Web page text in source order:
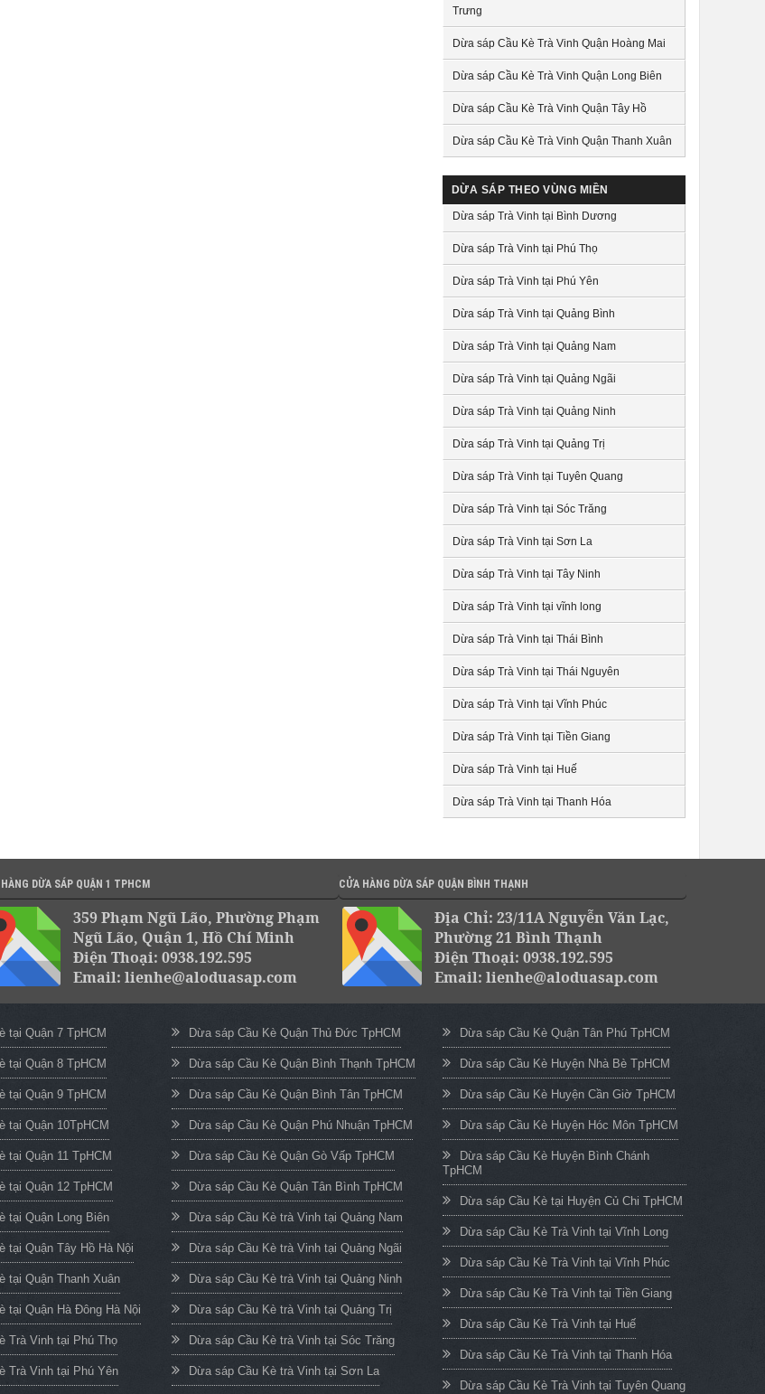
Trưng
Dừa sáp Cầu Kè Trà Vinh Quận Hoàng Mai
Dừa sáp Cầu Kè Trà Vinh Quận Long Biên
Dừa sáp Cầu Kè Trà Vinh Quận Tây Hồ
Dừa sáp Cầu Kè Trà Vinh Quận Thanh Xuân
DỪA SÁP THEO VÙNG MIỀN
Dừa sáp Trà Vinh tại Bình Dương
Dừa sáp Trà Vinh tại Phú Thọ
Dừa sáp Trà Vinh tại Phú Yên
Dừa sáp Trà Vinh tại Quảng Bình
Dừa sáp Trà Vinh tại Quảng Nam
Dừa sáp Trà Vinh tại Quảng Ngãi
Dừa sáp Trà Vinh tại Quảng Ninh
Dừa sáp Trà Vinh tại Quảng Trị
Dừa sáp Trà Vinh tại Tuyên Quang
Dừa sáp Trà Vinh tại Sóc Trăng
Dừa sáp Trà Vinh tại Sơn La
Dừa sáp Trà Vinh tại Tây Ninh
Dừa sáp Trà Vinh tại vĩnh long
Dừa sáp Trà Vinh tại Thái Bình
Dừa sáp Trà Vinh tại Thái Nguyên
Dừa sáp Trà Vinh tại Vĩnh Phúc
Dừa sáp Trà Vinh tại Tiền Giang
Dừa sáp Trà Vinh tại Huế
Dừa sáp Trà Vinh tại Thanh Hóa
DỪA SÁP QUẬN 1 TPHCM
359 Phạm Ngũ Lão, Phường Phạm
Ngũ Lão, Quận 1, Hồ Chí Minh
Điện Thoại: 0938.192.595
Email: lienhe@aloduasap.com
CỬA HÀNG DỪA SÁP QUẬN BÌNH THẠNH
Địa Chỉ: 23/11A Nguyễn Văn Lạc,
Phường 21 Bình Thạnh
Điện Thoại: 0938.192.595
Email: lienhe@aloduasap.com
tại Quận 7 TpHCM
tại Quận 8 TpHCM
tại Quận 9 TpHCM
tại Quận 10TpHCM
tại Quận 11 TpHCM
tại Quận 12 TpHCM
tại Quận Long Biên
tại Quận Tây Hồ Hà Nội
tại Quận Thanh Xuân
tại Quận Hà Đông Hà Nội
Trà Vinh tại Phú Thọ
Trà Vinh tại Phú Yên
Dừa sáp Cầu Kè Quận Thủ Đức TpHCM
Dừa sáp Cầu Kè Quận Bình Thạnh TpHCM
Dừa sáp Cầu Kè Quận Bình Tân TpHCM
Dừa sáp Cầu Kè Quận Phú Nhuận TpHCM
Dừa sáp Cầu Kè Quận Gò Vấp TpHCM
Dừa sáp Cầu Kè Quận Tân Bình TpHCM
Dừa sáp Cầu Kè trà Vinh tại Quảng Nam
Dừa sáp Cầu Kè trà Vinh tại Quảng Ngãi
Dừa sáp Cầu Kè trà Vinh tại Quảng Ninh
Dừa sáp Cầu Kè trà Vinh tại Quảng Trị
Dừa sáp Cầu Kè trà Vinh tại Sóc Trăng
Dừa sáp Cầu Kè trà Vinh tại Sơn La
Dừa sáp Cầu Kè Quận Tân Phú TpHCM
Dừa sáp Cầu Kè Huyện Nhà Bè TpHCM
Dừa sáp Cầu Kè Huyện Cần Giờ TpHCM
Dừa sáp Cầu Kè Huyện Hóc Môn TpHCM
Dừa sáp Cầu Kè Huyện Bình Chánh
TpHCM
Dừa sáp Cầu Kè tại Huyện Củ Chi TpHCM
Dừa sáp Cầu Kè Trà Vinh tại Vĩnh Long
Dừa sáp Cầu Kè Trà Vinh tại Vĩnh Phúc
Dừa sáp Cầu Kè Trà Vinh tại Tiền Giang
Dừa sáp Cầu Kè Trà Vinh tại Huế
Dừa sáp Cầu Kè Trà Vinh tại Thanh Hóa
Dừa sáp Cầu Kè Trà Vinh tại Tuyên Quang